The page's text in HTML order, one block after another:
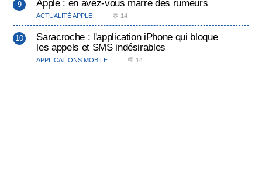
Apple : en avez-vous marre des rumeurs
ACTUALITÉ APPLE 💬 14
Saracroche : l'application iPhone qui bloque
les appels et SMS indésirables
APPLICATIONS MOBILE 💬 14